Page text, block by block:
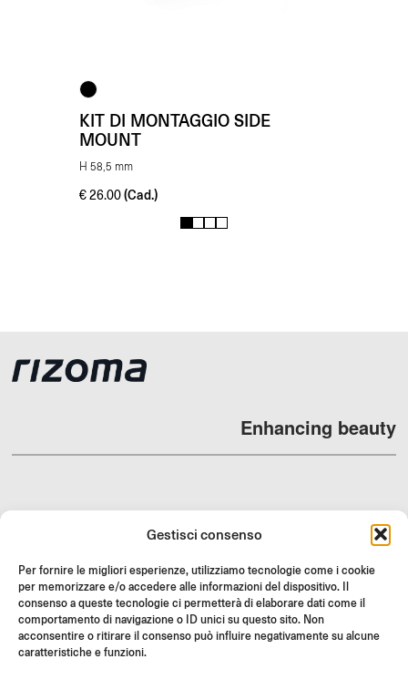
Gestisci consenso
Per fornire le migliori esperienze, utilizziamo tecnologie come i cookie
per memorizzare e/o accedere alle informazioni del dispositivo. Il
consenso a queste tecnologie ci permetterà di elaborare dati come il
comportamento di navigazione o ID unici su questo sito. Non
acconsentire o ritirare il consenso può influire negativamente su alcune
caratteristiche e funzioni.
KIT DI MONTAGGIO SIDE
MOUNT
H 58,5 mm
€26.00 (Cad.)
1 2 3 4
Enhancing beauty
RESI
ISTRUZIONI DI MONTAGGIO
GIFT CARD